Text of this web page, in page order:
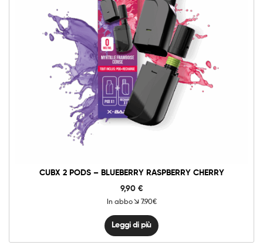
CUBX 2 PODS – BLUEBERRY RASPBERRY CHERRY
9,90 €
In abbo 7.90€
Leggi di più